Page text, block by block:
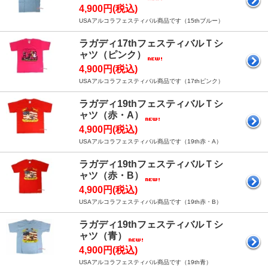
4,900円(税込)
USAアルコラフェスティバル商品です（15thブルー）
ラガディ17thフェスティバルＴシ
ャツ（ピンク）
4,900円(税込)
USAアルコラフェスティバル商品です（17thピンク）
ラガディ19thフェスティバルＴシ
ャツ（赤・A）
4,900円(税込)
USAアルコラフェスティバル商品です（19th赤・A）
ラガディ19thフェスティバルＴシ
ャツ（赤・B）
4,900円(税込)
USAアルコラフェスティバル商品です（19th赤・B）
ラガディ19thフェスティバルＴシ
ャツ（青）
4,900円(税込)
USAアルコラフェスティバル商品です（19th青）